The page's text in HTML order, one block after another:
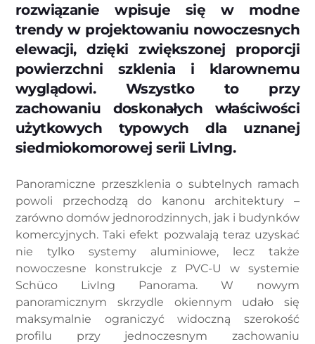
rozwiązanie wpisuje się w modne
trendy w projektowaniu nowoczesnych
elewacji, dzięki zwiększonej proporcji
powierzchni szklenia i klarownemu
wyglądowi. Wszystko to przy
zachowaniu doskonałych właściwości
użytkowych typowych dla uznanej
siedmiokomorowej serii LivIng.
Panoramiczne przeszklenia o subtelnych ramach
powoli przechodzą do kanonu architektury –
zarówno domów jednorodzinnych, jak i budynków
komercyjnych. Taki efekt pozwalają teraz uzyskać
nie tylko systemy aluminiowe, lecz także
nowoczesne konstrukcje z PVC-U w systemie
Schüco LivIng Panorama. W nowym
panoramicznym skrzydle okiennym udało się
maksymalnie ograniczyć widoczną szerokość
profilu przy jednoczesnym zachowaniu